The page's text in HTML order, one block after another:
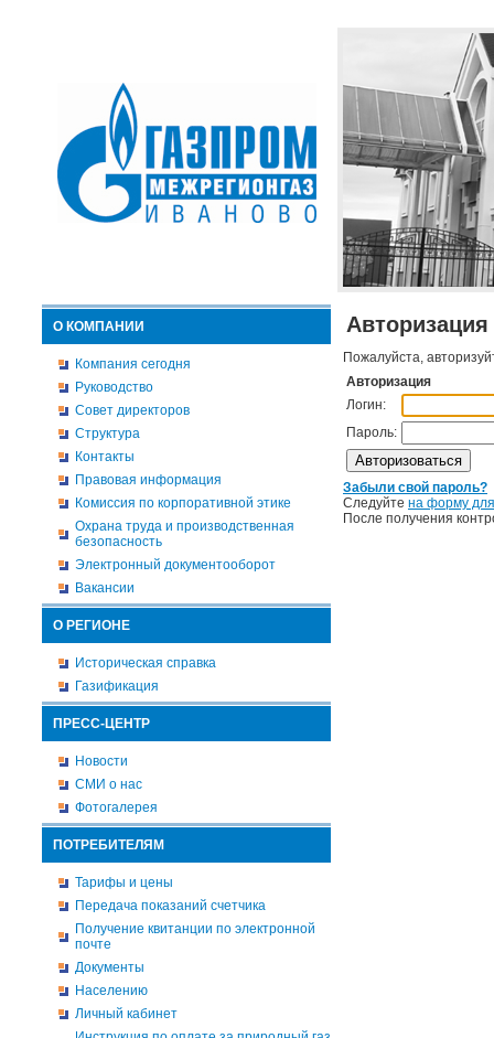
О КОМПАНИИ
Компания сегодня
Руководство
Совет директоров
Структура
Контакты
Правовая информация
Комиссия по корпоративной этике
Охрана труда и производственная
безопасность
Электронный документооборот
Вакансии
О РЕГИОНЕ
Историческая справка
Газификация
ПРЕСС-ЦЕНТР
Новости
СМИ о нас
Фотогалерея
ПОТРЕБИТЕЛЯМ
Тарифы и цены
Передача показаний счетчика
Получение квитанции по электронной
почте
Документы
Населению
Личный кабинет
Авторизация
Пожалуйста,
Авторизация
Логин:
Пароль:
Забыли свой пароль?
Следуйте на форму
После получения